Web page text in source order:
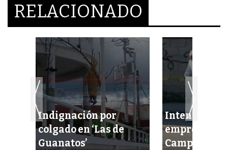
RELACIONADO
Indignación por
colgado en ‘Las de
Guanatos’
Intentan
empresario
Campeche